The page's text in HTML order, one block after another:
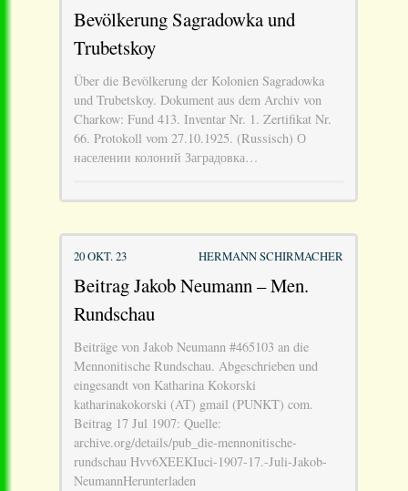
Bevölkerung Sagradowka und
Trubetskoy
Über die Bevölkerung der Kolonien Sagradowka
und Trubetskoy. Dokument aus dem Archiv von
Charkow: Fund 413. Inventar Nr. 1. Zertifikat Nr.
66. Protokoll vom 27.10.1925. (Russisch) О
населении колоний Заградовка…
20 OKT. 23 HERMANN SCHIRMACHER
Beitrag Jakob Neumann – Men.
Rundschau
Beiträge von Jakob Neumann #465103 an die
Mennonitische Rundschau. Abgeschrieben und
eingesandt von Katharina Kokorski
katharinakokorski (AT) gmail (PUNKT) com.
Beitrag 17 Jul 1907: Quelle:
archive.org/details/pub_die-mennonitische-
rundschau Hvv6XEEKIuci-1907-17.-Juli-Jakob-
NeumannHerunterladen